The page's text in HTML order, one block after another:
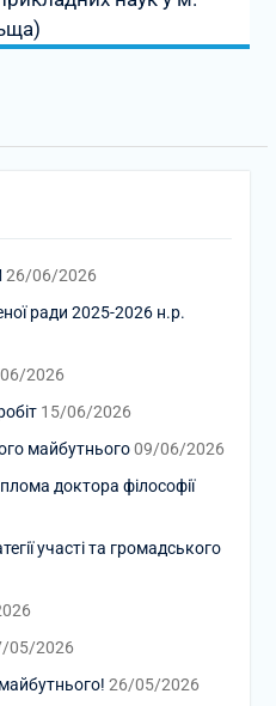
26/06/2026
ради 2025-2026 н.р.
2026
15/06/2026
майбутнього 09/06/2026
доктора філософії
участі та громадського
05/2026
26/05/2026